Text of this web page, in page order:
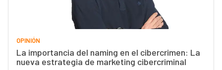
OPINIÓN
La importancia del naming en el cibercrimen: La
nueva estrategia de marketing cibercriminal